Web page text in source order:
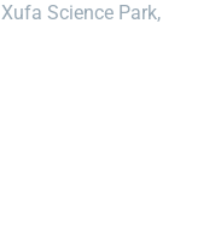
Science Park,